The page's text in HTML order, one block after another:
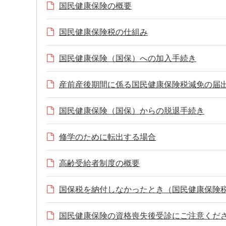
国民健康保険の概要
国民健康保険税の仕組み
国民健康保険（国保）への加入手続き
産前産後期間に係る国民健康保険税減免の届
国民健康保険（国保）からの脱退手続き
修学のために転出する場合
高齢受給者制度の概要
国保税を納付しなかったとき（国民健康保険
国民健康保険の資格喪失後受診にご注意くだ